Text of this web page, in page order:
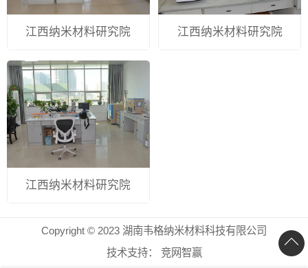
江西纳米材料研究院 江西纳米材料研究院
江西纳米材料研究院
Copyright © 2023 湖南韦格纳米材料科技有限公司
技术支持：
竞网智赢